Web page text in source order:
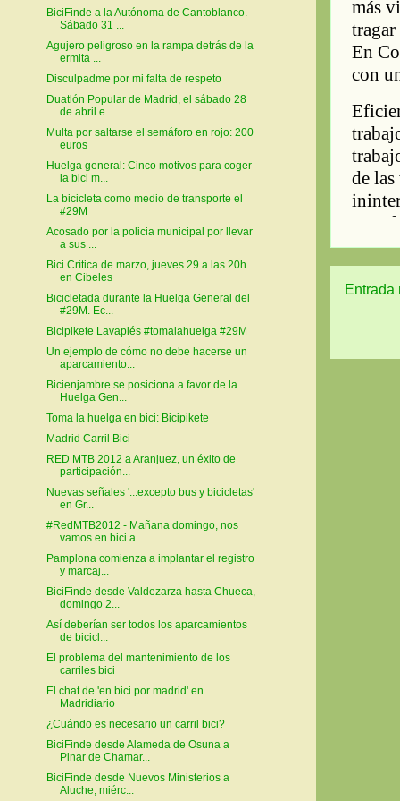
Entrada
BiciFinde a la Autónoma de Cantoblanco.
Sábado 31 ...
Agujero peligroso en la rampa detrás de la
ermita ...
Disculpadme por mi falta de respeto
Duatlón Popular de Madrid, el sábado 28
de abril e...
Multa por saltarse el semáforo en rojo: 200
euros
Huelga general: Cinco motivos para coger
la bici m...
La bicicleta como medio de transporte el
#29M
Acosado por la policia municipal por llevar
a sus ...
Bici Crítica de marzo, jueves 29 a las 20h
en Cibeles
Bicicletada durante la Huelga General del
#29M. Ec...
Bicipikete Lavapiés #tomalahuelga #29M
Un ejemplo de cómo no debe hacerse un
aparcamiento...
Bicienjambre se posiciona a favor de la
Huelga Gen...
Toma la huelga en bici: Bicipikete
Madrid Carril Bici
RED MTB 2012 a Aranjuez, un éxito de
participación...
Nuevas señales '...excepto bus y bicicletas'
en Gr...
#RedMTB2012 - Mañana domingo, nos
vamos en bici a ...
Pamplona comienza a implantar el registro
y marcaj...
BiciFinde desde Valdezarza hasta Chueca,
domingo 2...
Así deberían ser todos los aparcamientos
de bicicl...
El problema del mantenimiento de los
carriles bici
El chat de 'en bici por madrid' en
Madridiario
¿Cuándo es necesario un carril bici?
BiciFinde desde Alameda de Osuna a
Pinar de Chamar...
BiciFinde desde Nuevos Ministerios a
Aluche, miérc...